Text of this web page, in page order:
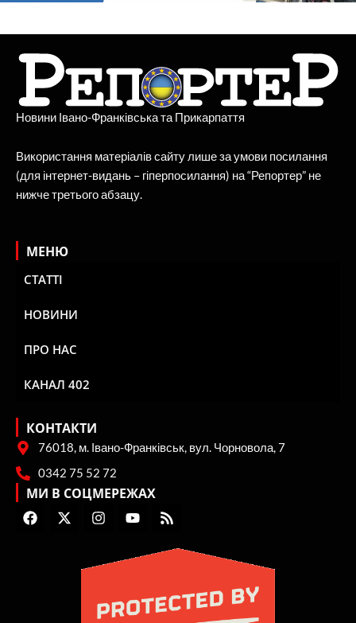
Новини Івано-Франківська та Прикарпаття
Використання матеріалів сайту лише за умови посилання
(для інтернет-видань – гіперпосилання) на “Репортер” не
нижче третього абзацу.
МЕНЮ
СТАТТІ
НОВИНИ
ПРО НАС
КАНАЛ 402
КОНТАКТИ
76018, м. Івано-Франківськ, вул. Чорновола, 7
0342 75 52 72
МИ В СОЦМЕРЕЖАХ
F
a
X
-
I
n
a
a
Y
o
t
e
R
s